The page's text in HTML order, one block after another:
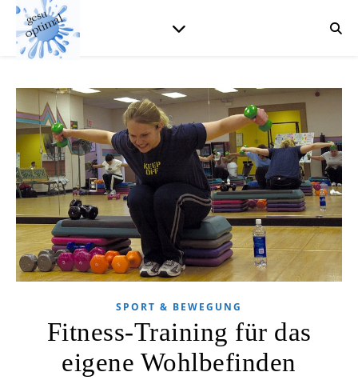
SPORT & BEWEGUNG
Fitness-Training für das
eigene Wohlbefinden